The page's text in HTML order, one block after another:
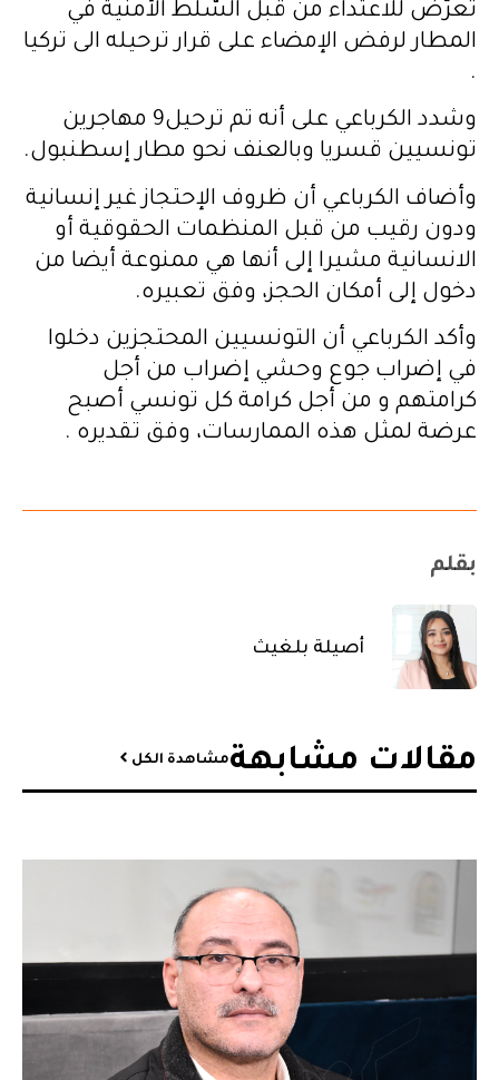
تعرّض للاعتداء من قبل السُّلط الأمنية في
المطار لرفض الإمضاء على قرار ترحيله الى تركيا
.
وشدد الكرباعي على أنه تم ترحيل9 مهاجرين
تونسيين قسريا وبالعنف نحو مطار إسطنبول.
وأضاف الكرباعي أن ظروف الإحتجاز غير إنسانية
ودون رقيب من قبل المنظمات الحقوقية أو
الانسانية مشيرا إلى أنها هي ممنوعة أيضا من
دخول إلى أمكان الحجز، وفق تعبيره.
وأكد الكرباعي أن التونسيين المحتجزين دخلوا
في إضراب جوع وحشي إضراب من أجل
كرامتهم و من أجل كرامة كل تونسي أصبح
عرضة لمثل هذه الممارسات، وفق تقديره .
بقلم
أصيلة بلغيث
مقالات مشابهة​مشاهدة الكل